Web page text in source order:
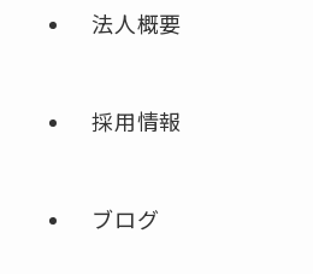
法人概要
採用情報
ブログ